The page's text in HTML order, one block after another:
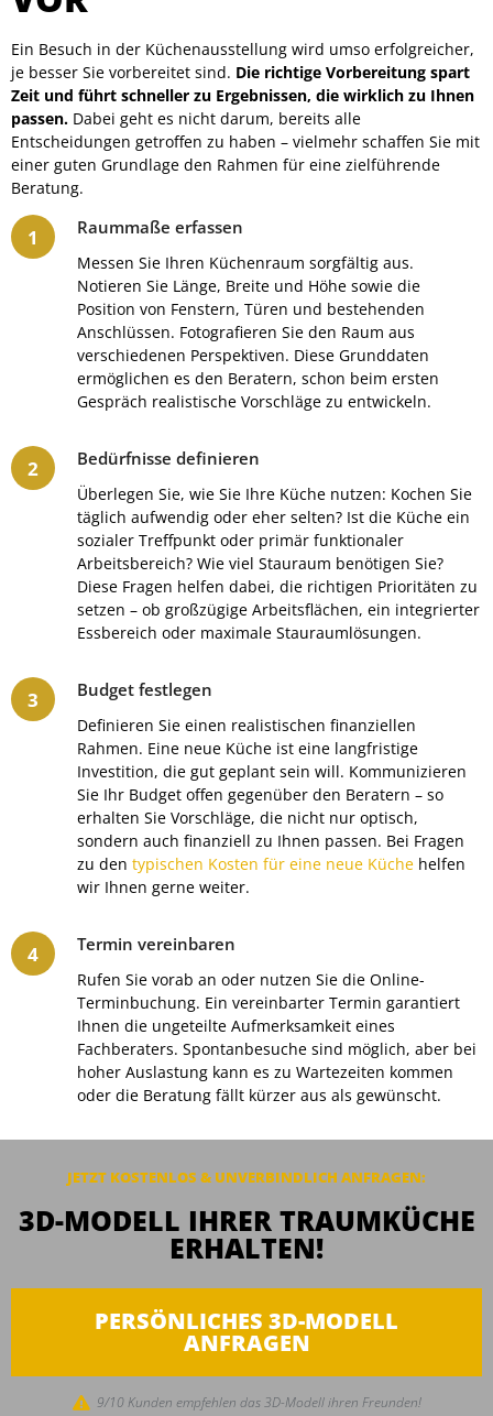
Ein Besuch in der Küchenausstellung wird umso erfolgreicher,
je besser Sie vorbereitet sind. Die richtige Vorbereitung spart
Zeit und führt schneller zu Ergebnissen, die wirklich zu Ihnen
passen. Dabei geht es nicht darum, bereits alle
Entscheidungen getroffen zu haben – vielmehr schaffen Sie mit
einer guten Grundlage den Rahmen für eine zielführende
Beratung.
Raummaße erfassen
Messen Sie Ihren Küchenraum sorgfältig aus.
Notieren Sie Länge, Breite und Höhe sowie die
Position von Fenstern, Türen und bestehenden
Anschlüssen. Fotografieren Sie den Raum aus
verschiedenen Perspektiven. Diese Grunddaten
ermöglichen es den Beratern, schon beim ersten
Gespräch realistische Vorschläge zu entwickeln.
Bedürfnisse definieren
Überlegen Sie, wie Sie Ihre Küche nutzen: Kochen Sie
täglich aufwendig oder eher selten? Ist die Küche ein
sozialer Treffpunkt oder primär funktionaler
Arbeitsbereich? Wie viel Stauraum benötigen Sie?
Diese Fragen helfen dabei, die richtigen Prioritäten zu
setzen – ob großzügige Arbeitsflächen, ein integrierter
Essbereich oder maximale Stauraumlösungen.
Budget festlegen
Definieren Sie einen realistischen finanziellen
Rahmen. Eine neue Küche ist eine langfristige
Investition, die gut geplant sein will. Kommunizieren
Sie Ihr Budget offen gegenüber den Beratern – so
erhalten Sie Vorschläge, die nicht nur optisch,
sondern auch finanziell zu Ihnen passen. Bei Fragen
zu den typischen Kosten für eine neue Küche helfen
wir Ihnen gerne weiter.
Termin vereinbaren
Rufen Sie vorab an oder nutzen Sie die Online-
Terminbuchung. Ein vereinbarter Termin garantiert
Ihnen die ungeteilte Aufmerksamkeit eines
Fachberaters. Spontanbesuche sind möglich, aber bei
hoher Auslastung kann es zu Wartezeiten kommen
oder die Beratung fällt kürzer aus als gewünscht.
JETZT KOSTENLOS & UNVERBINDLICH ANFRAGEN:
3D-MODELL IHRER TRAUMKÜCHE
ERHALTEN!
PERSÖNLICHES 3D-MODELL
ANFRAGEN
9/10 Kunden empfehlen das 3D-Modell ihren Freunden!